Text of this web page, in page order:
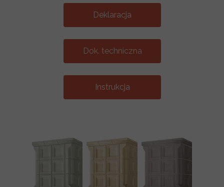
Instrukcja
Dok. techniczna
Deklaracja